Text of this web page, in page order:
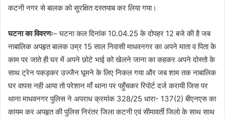
कटनी नगर से बालक को सुरक्षित दस्तयाब कर लिया गया।
घटना का विवरणः– घटना कल दिनांक 10.04.25 के दोपहर 12 बजे की है जब
नाबालिक अपहृत बालक उम्र 15 साल निवासी माधवनगर का अपने माता व पिता के
काम पर जाते ही घर में अपने छोटे भाई को खेलने जाना का कहकर अपने दोस्तो के
साथ ट्रेन पकड़कर उज्जैन घूमने के लिए निकल गया और जब शाम तक नाबालिक
घर वापस नही आया तो परेशान माँ थाना पर पहुँचकर रिपोर्ट दर्ज करायी जिस पर
थाना माधवनगर पुलिस ने अपराध क्रमांक 328/25 धारा- 137(2) बीएनएस का
कायम कर अपहृत की पुलिस निरंतर जिला कटनी एवं सीमावर्ती जिलो के साथ साथ